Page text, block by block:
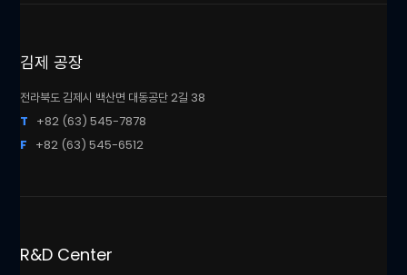
김제 공장
전라북도 김제시 백산면 대동공단 2길 38
T +82 (63) 545-7878
F +82 (63) 545-6512
R&D Center